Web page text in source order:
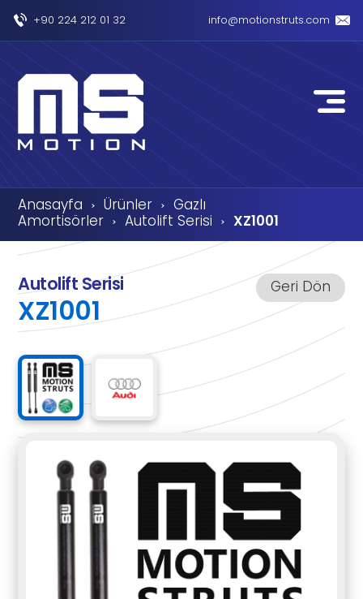
+90 224 212 01 32 info@motionstruts.com
Anasayfa › Ürünler › Gazlı
Amortisörler › Autolift Serisi › XZ1001
Geri Dön
Autolift Serisi
XZ1001